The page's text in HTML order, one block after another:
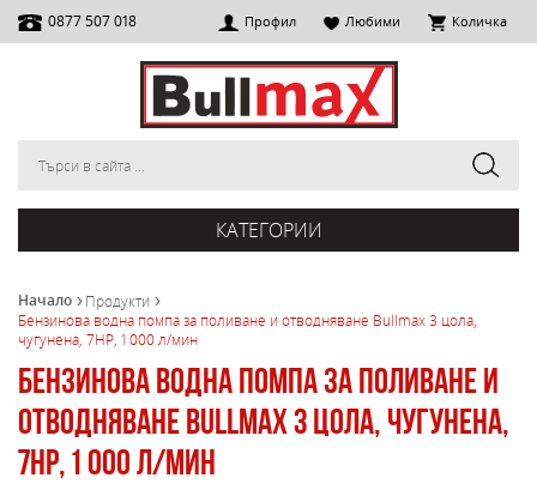
0877 507 018 Профил Любими Количка
КАТЕГОРИИ
Начало
Продукти
Бензинова водна помпа за поливане и отводняване Bullmax 3 цола,
чугунена, 7HP, 1 000 л/мин
Бензинова водна помпа за поливане и
отводняване Bullmax 3 цола, чугунена,
7HP, 1 000 л/мин